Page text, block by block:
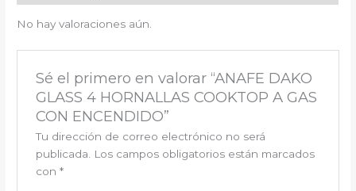
No hay valoraciones aún.
Sé el primero en valorar “ANAFE DAKO
GLASS 4 HORNALLAS COOKTOP A GAS
CON ENCENDIDO”
Tu dirección de correo electrónico no será
publicada.
Los campos obligatorios están marcados
con *